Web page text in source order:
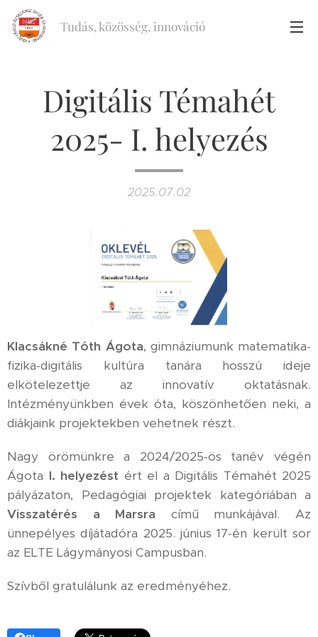
Tudás, közösség, innováció
Digitális Témahét
2025- I. helyezés
2025.07.02
Klacsákné Tóth Ágota, gimnáziumunk matematika-
fizika-digitális kultúra tanára hosszú ideje
elkötelezettje az innovatív oktatásnak.
Intézményünkben évek óta, köszönhetően neki, a
diákjaink projektekben vehetnek részt.
Nagy örömünkre a 2024/2025-ös tanév végén
Ágota I. helyezést ért el a Digitális Témahét 2025
pályázaton, Pedagógiai projektek kategóriában a
Visszatérés
a Marsra című munkájával. Az
ünnepélyes díjátadóra 2025. június 17-én került sor
az ELTE Lágymányosi Campusban.
Szívből gratulálunk az eredményéhez.